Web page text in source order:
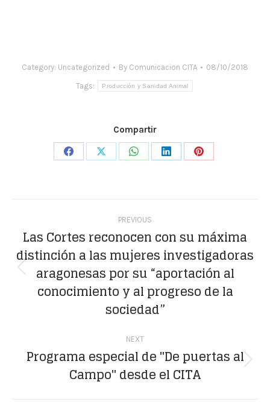
Category: Uncategorized By Comunicacion CITA 08/10/2018
Tags: Producción y Sanidad Animal
Compartir
Share
Share
Share
Share
Share
navigationPREVIOUS
Previous
post:
Las Cortes reconocen con su máxima
distinción a las mujeres investigadoras
aragonesas por su “aportación al
conocimiento y al progreso de la
sociedad”
NEXT
post:
Programa especial de "De puertas al
Campo" desde el CITA